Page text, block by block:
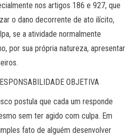
nos artigos 186 e 927, que
o dano decorrente de ato ilícito,
se a atividade normalmente
por sua própria natureza, apresentar
OBJETIVA
postula que cada um responde
sem ter agido com culpa. Em
fato de alguém desenvolver